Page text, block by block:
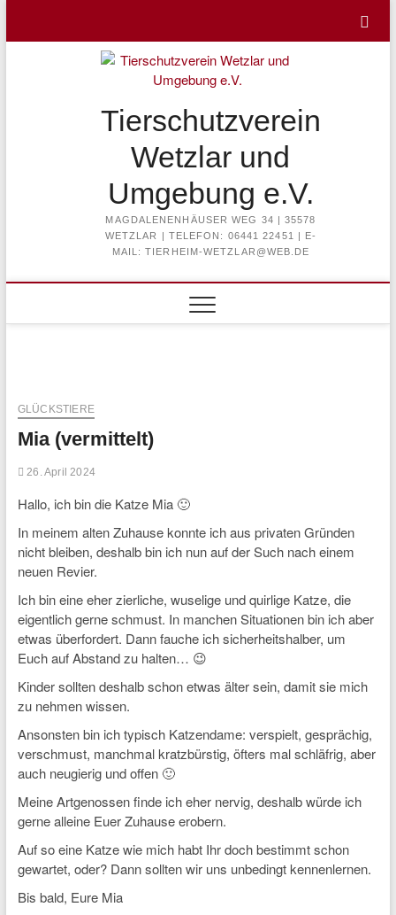
content
Tierschutzverein
Wetzlar und
Umgebung e.V.
MAGDALENENHÄUSER WEG 34 | 35578
WETZLAR | TELEFON: 06441 22451 | E-
MAIL: TIERHEIM-WETZLAR@WEB.DE
GLÜCKSTIERE
Mia (vermittelt)
26. April 2024
Hallo, ich bin die Katze Mia 🙂
In meinem alten Zuhause konnte ich aus privaten Gründen
nicht bleiben, deshalb bin ich nun auf der Such nach einem
neuen Revier.
Ich bin eine eher zierliche, wuselige und quirlige Katze, die
eigentlich gerne schmust. In manchen Situationen bin ich aber
etwas überfordert. Dann fauche ich sicherheitshalber, um
Euch auf Abstand zu halten… 😉
Kinder sollten deshalb schon etwas älter sein, damit sie mich
zu nehmen wissen.
Ansonsten bin ich typisch Katzendame: verspielt, gesprächig,
verschmust, manchmal kratzbürstig, öfters mal schläfrig, aber
auch neugierig und offen 🙂
Meine Artgenossen finde ich eher nervig, deshalb würde ich
gerne alleine Euer Zuhause erobern.
Auf so eine Katze wie mich habt Ihr doch bestimmt schon
gewartet, oder? Dann sollten wir uns unbedingt kennenlernen.
Bis bald, Eure Mia